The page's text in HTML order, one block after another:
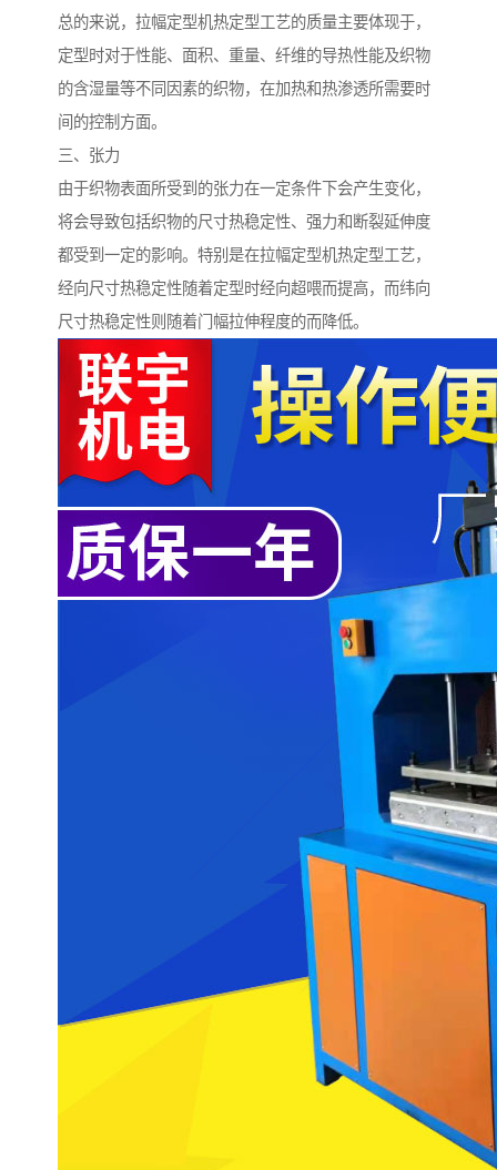
总的来说，拉幅定型机热定型工艺的质量主要体现于，
定型时对于性能、面积、重量、纤维的导热性能及织物
的含湿量等不同因素的织物，在加热和热渗透所需要时
间的控制方面。
三、张力
由于织物表面所受到的张力在一定条件下会产生变化，
将会导致包括织物的尺寸热稳定性、强力和断裂延伸度
都受到一定的影响。特别是在拉幅定型机热定型工艺，
经向尺寸热稳定性随着定型时经向超喂而提高，而纬向
尺寸热稳定性则随着门幅拉伸程度的而降低。